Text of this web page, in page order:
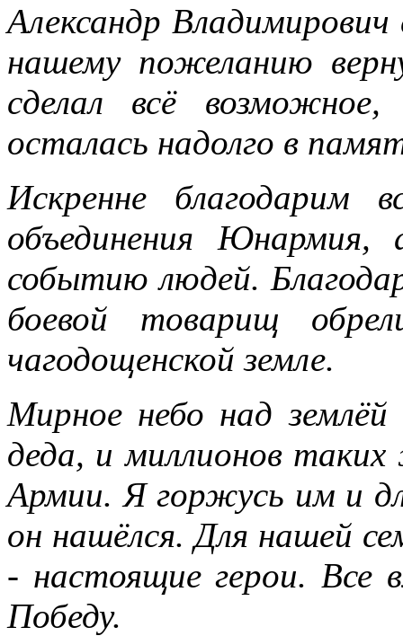
Александр
нашему пожеланию
сделал всё
осталась надолго в
Искренне благодарим
объединения
событию людей.
боевой товарищ
чагодощенской земле.
Мирное небо над землёй
деда, и миллионов
Армии. Я горжусь им и
он нашёлся. Для нашей
- настоящие герои. Все
Победу.